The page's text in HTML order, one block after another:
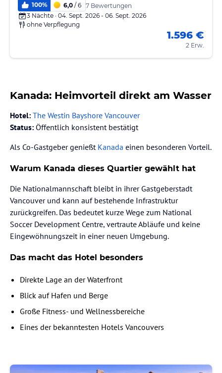
100% 6,0 / 6 7 Bewertungen
3 Nächte · 04. Sept. 2026 - 06. Sept. 2026
ohne Verpflegung
1.596 €
2 Erw.
Kanada: Heimvorteil direkt am Wasser
Hotel: The Westin Bayshore Vancouver
Status: Öffentlich konsistent bestätigt
Als Co-Gastgeber genießt Kanada einen besonderen Vorteil.
Warum Kanada dieses Quartier gewählt hat
Die Nationalmannschaft bleibt in ihrer Gastgeberstadt
Vancouver und kann auf bestehende Infrastruktur
zurückgreifen. Das bedeutet kurze Wege zum National
Soccer Development Centre, vertraute Abläufe und keine
Eingewöhnungszeit in einer neuen Umgebung.
Das macht das Hotel besonders
Direkte Lage an der Waterfront
Blick auf Hafen und Berge
Große Fitness- und Wellnessbereiche
Eines der bekanntesten Hotels Vancouvers